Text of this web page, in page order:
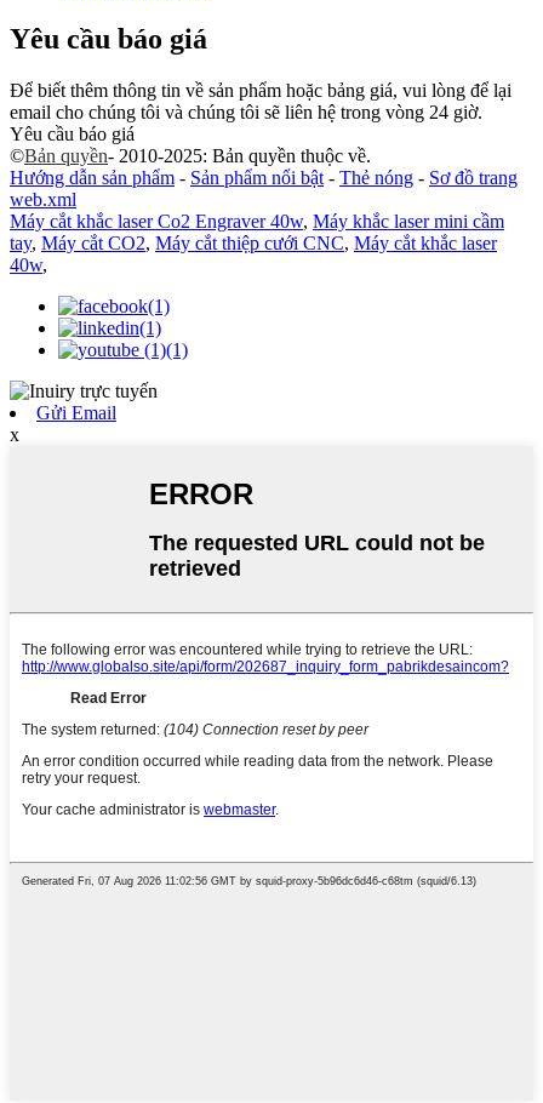
Yêu cầu báo giá
Để biết thêm thông tin về sản phẩm hoặc bảng giá, vui lòng để lại
email cho chúng tôi và chúng tôi sẽ liên hệ trong vòng 24 giờ.
Yêu cầu báo giá
©Bản quyền- 2010-2025: Bản quyền thuộc về.
Hướng dẫn sản phẩm - Sản phẩm nổi bật - Thẻ nóng - Sơ đồ trang
web.xml
Máy cắt khắc laser Co2 Engraver 40w, Máy khắc laser mini cầm
tay, Máy cắt CO2, Máy cắt thiệp cưới CNC, Máy cắt khắc laser
40w,
Gửi Email
x